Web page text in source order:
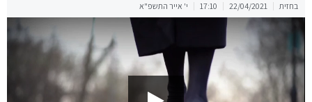
בחזית 22/04/2021
17:10 י' אייר התשפ"א